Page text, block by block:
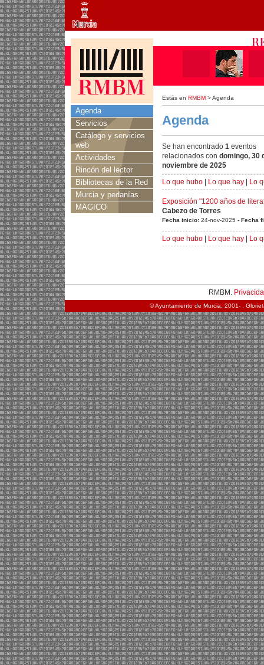
Estás en RMBM > Agenda
Agenda
Servicios
Catálogo y servicios
web
Actividades
Rincón del lector
Bibliotecas de la Red
Murcia y pedanías
MAGICO
Agenda
Se han encontrado 1 eventos
relacionados con domingo, 30
noviembre de 2025
Lo que hubo
Lo que hay Lo
Exposición "1200 años de
Cabezo de Torres
Fecha inicio: 24-nov-2025 - Fecha
Lo que hubo Lo que hay Lo
RMBM.
© Ayuntamiento de Murcia, 2001- .